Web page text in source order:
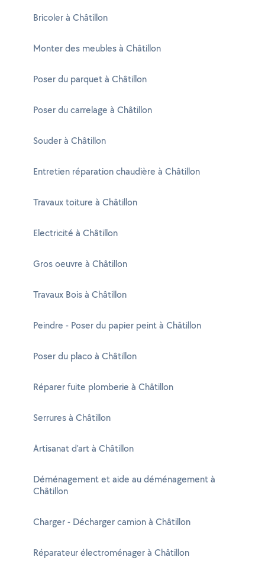
Bricoler à Châtillon
Monter des meubles à Châtillon
Poser du parquet à Châtillon
Poser du carrelage à Châtillon
Souder à Châtillon
Entretien réparation chaudière à Châtillon
Travaux toiture à Châtillon
Electricité à Châtillon
Gros oeuvre à Châtillon
Travaux Bois à Châtillon
Peindre - Poser du papier peint à Châtillon
Poser du placo à Châtillon
Réparer fuite plomberie à Châtillon
Serrures à Châtillon
Artisanat d'art à Châtillon
Déménagement et aide au déménagement à
Châtillon
Charger - Décharger camion à Châtillon
Réparateur électroménager à Châtillon